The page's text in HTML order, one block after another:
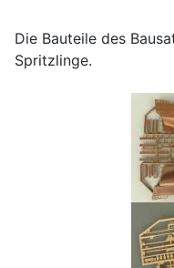
Die Bauteile des
Spritzlinge.